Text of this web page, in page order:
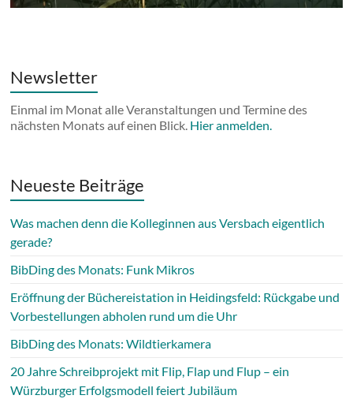
Newsletter
Einmal im Monat alle Veranstaltungen und Termine des
nächsten Monats auf einen Blick. Hier anmelden.
Neueste Beiträge
Was machen denn die Kolleginnen aus Versbach eigentlich
gerade?
BibDing des Monats: Funk Mikros
Eröffnung der Büchereistation in Heidingsfeld: Rückgabe und
Vorbestellungen abholen rund um die Uhr
BibDing des Monats: Wildtierkamera
20 Jahre Schreibprojekt mit Flip, Flap und Flup – ein
Würzburger Erfolgsmodell feiert Jubiläum